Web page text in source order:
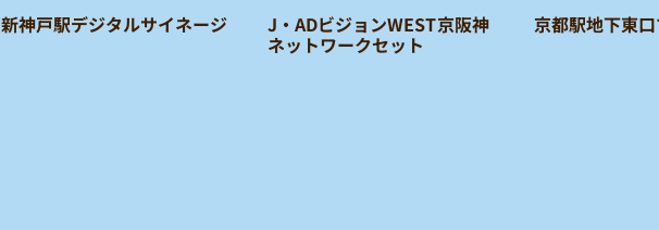
新神戸駅デジタルサイネージ J・ADビジョンWEST京阪神
ネットワークセット
京都駅地下東